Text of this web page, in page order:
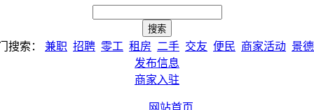
搜索： 兼职 招聘 零工 租房 二手 交友 便民 商家活动 景
发布信息
商家入驻
网站首页